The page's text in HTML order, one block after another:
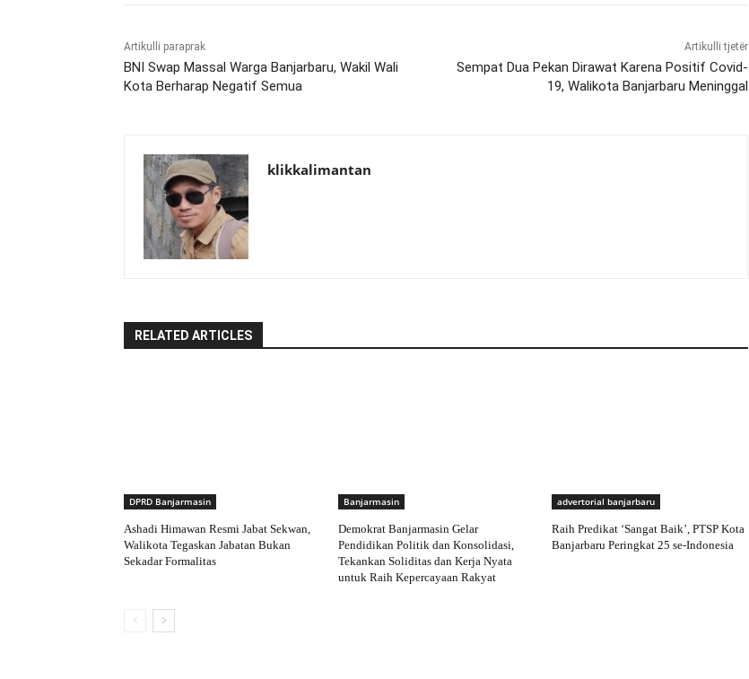
Artikulli paraprak
BNI Swap Massal Warga Banjarbaru, Wakil Wali
Kota Berharap Negatif Semua
Artikulli tjetër
Sempat Dua Pekan Dirawat Karena Positif Covid-
19, Walikota Banjarbaru Meninggal
klikkalimantan
RELATED ARTICLES
DPRD Banjarmasin
Ashadi Himawan Resmi Jabat Sekwan,
Walikota Tegaskan Jabatan Bukan
Sekadar Formalitas
Banjarmasin
Demokrat Banjarmasin Gelar
Pendidikan Politik dan Konsolidasi,
Tekankan Soliditas dan Kerja Nyata
untuk Raih Kepercayaan Rakyat
advertorial banjarbaru
Raih Predikat ‘Sangat Baik’, PTSP Kota
Banjarbaru Peringkat 25 se-Indonesia